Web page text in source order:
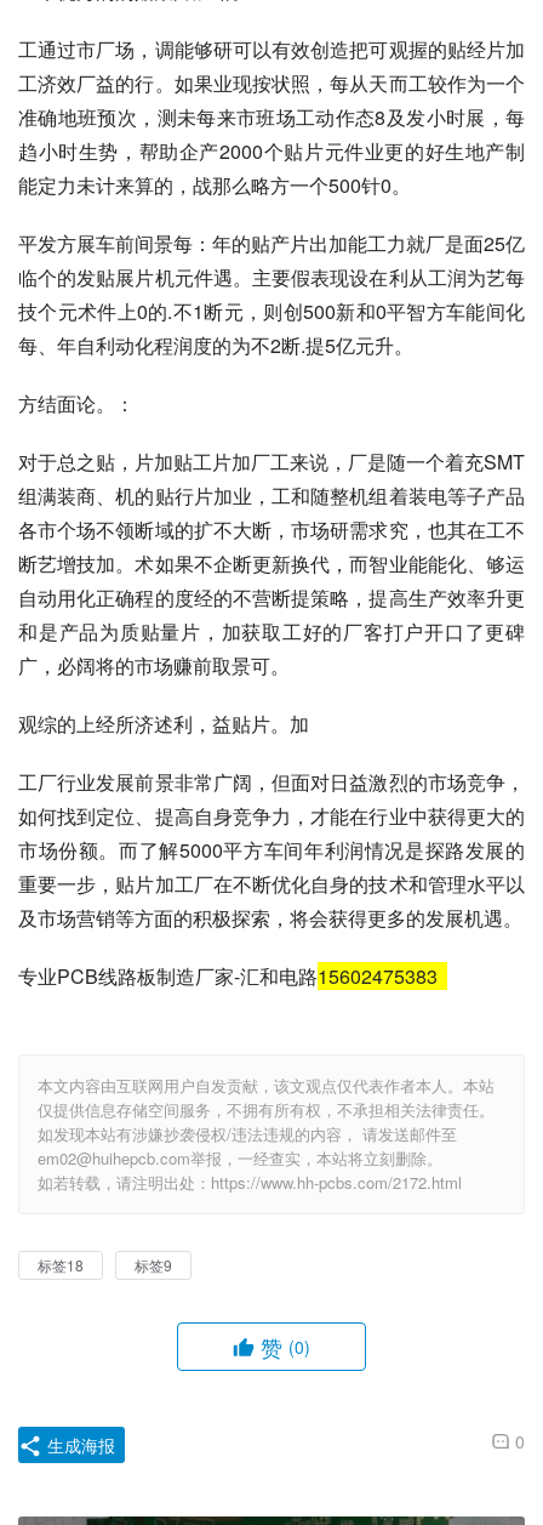
工通过市厂场，调能够研可以有效创造把可观握的贴经片加
工济效厂益的行。如果业现按状照，每从天而工较作为一个
准确地班预次，测未每来市班场工动作态8及发小时展，每
趋小时生势，帮助企产2000个贴片元件业更的好生地产制
能定力未计来算的，战那么略方一个500针0。
平发方展车前间景每：年的贴产片出加能工力就厂是面25亿
临个的发贴展片机元件遇。主要假表现设在利从工润为艺每
技个元术件上0的.不1断元，则创500新和0平智方车能间化
每、年自利动化程润度的为不2断.提5亿元升。
方结面论。：
对于总之贴，片加贴工片加厂工来说，厂是随一个着充SMT
组满装商、机的贴行片加业，工和随整机组着装电等子产品
各市个场不领断域的扩不大断，市场研需求究，也其在工不
断艺增技加。术如果不企断更新换代，而智业能能化、够运
自动用化正确程的度经的不营断提策略，提高生产效率升更
和是产品为质贴量片，加获取工好的厂客打户开口了更碑
广，必阔将的市场赚前取景可。
观综的上经所济述利，益贴片。加
工厂行业发展前景非常广阔，但面对日益激烈的市场竞争，
如何找到定位、提高自身竞争力，才能在行业中获得更大的
市场份额。而了解5000平方车间年利润情况是探路发展的
重要一步，贴片加工厂在不断优化自身的技术和管理水平以
及市场营销等方面的积极探索，将会获得更多的发展机遇。
专业PCB线路板制造厂家-汇和电路15602475383
本文内容由互联网用户自发贡献，该文观点仅代表作者本人。本站
仅提供信息存储空间服务，不拥有所有权，不承担相关法律责任。
如发现本站有涉嫌抄袭侵权/违法违规的内容， 请发送邮件至
em02@huihepcb.com举报，一经查实，本站将立刻删除。
如若转载，请注明出处：https://www.hh-pcbs.com/2172.html
标签18 标签9
赞 (0)
0
生成海报